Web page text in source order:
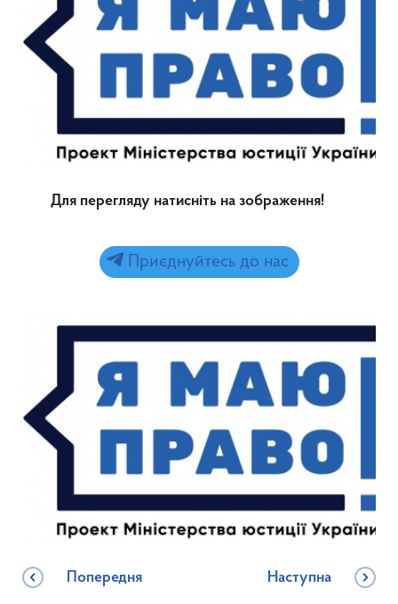
Для перегляду натисніть на зображення!
Приєднуйтесь до нас
Попередня Наступна